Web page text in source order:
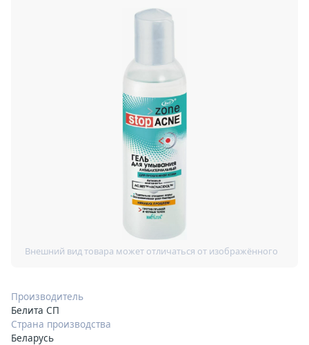
Производитель
Белита СП
Страна производства
Беларусь